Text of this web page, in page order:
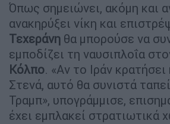
Όπως σημειώνει, ακόμη και
ανακηρύξει νίκη και
Τεχεράνη θα μπορούσε να
εμποδίζει τη ναυσιπλοΐα
Κόλπο. «Αν το Ιράν
Στενά, αυτό θα συνιστά
Τραμπ», υπογράμμισε,
έχει εμπλακεί στρατιωτικά